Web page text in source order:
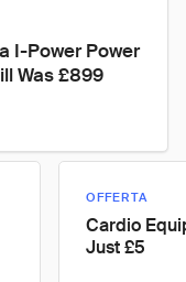
I-Power Power
Was £899
OFFERTA
Cardio
Just £5